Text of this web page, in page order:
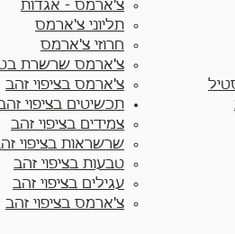
צ'ארמס - אגדות
תליוני צ'ארמס
חרוזי צ'ארמס
צ'ארמס שרשרת
צ'ארמס בציפוי זהב
תכשיטים בציפוי
צמידים בציפוי זהב​
שרשראות בציפוי
טבעות בציפוי זהב
עגילים בציפוי זהב
צ'ארמס בציפוי זהב